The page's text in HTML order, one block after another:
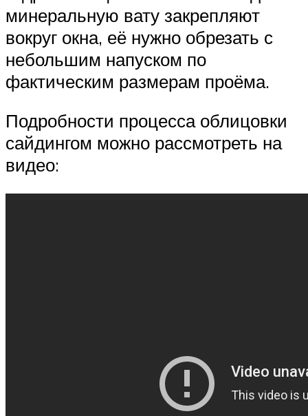
минеральную вату закрепляют
вокруг окна, её нужно обрезать с
небольшим напуском по
фактическим размерам проёма.
Подробности процесса облицовки
сайдингом можно рассмотреть на
видео: